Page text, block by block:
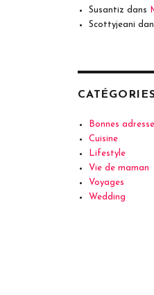
Susantiz dans
Scottyjeani
Bonnes
Cuisine
Lifestyle
Vie de maman
Voyages
Wedding